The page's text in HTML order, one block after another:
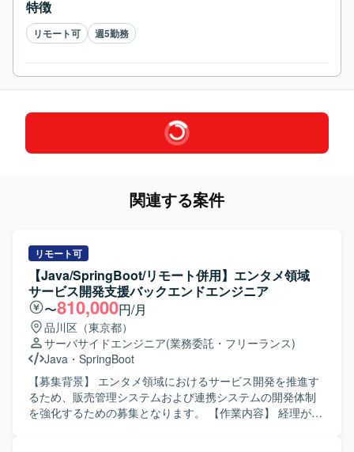
特徴
リモート可 週5勤務
関連する案件
リモート可
【Java/SpringBoot/リモート併用】エンタメ領域
サービス開発支援バックエンドエンジニア
〜810,000円/月
品川区（東京都）
サーバサイドエンジニア(業務委託・フリーランス)
Java ・ SpringBoot
【募集背景】 エンタメ領域におけるサービス開発を推進す
るため、販売管理システムおよび連携システムの開発体制
を強化するための募集となります。 【作業内容】 経理が経